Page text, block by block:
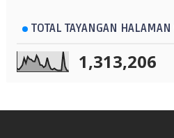
TOTAL TAYANGAN
1,313,206